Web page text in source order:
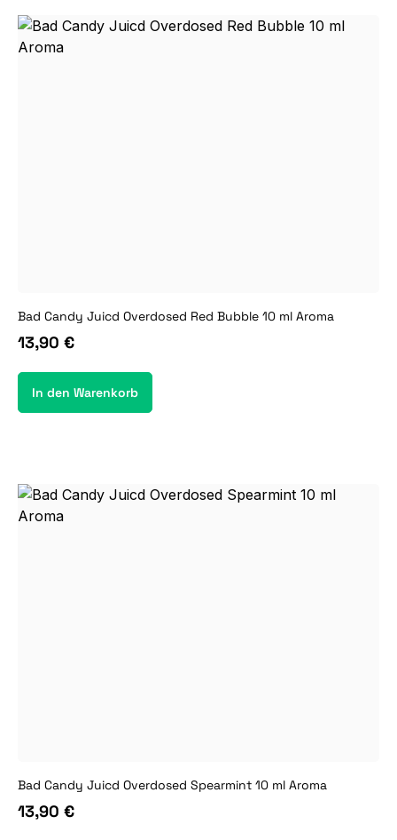
Bad Candy Juicd Overdosed Red Bubble 10 ml Aroma
13,90 €
In den Warenkorb
Bad Candy Juicd Overdosed Spearmint 10 ml Aroma
13,90 €